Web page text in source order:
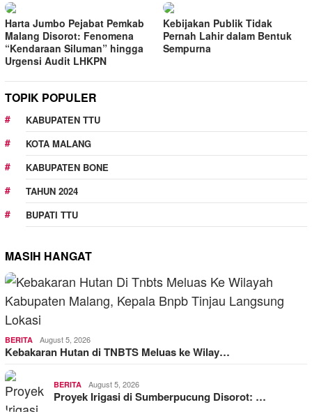
Harta Jumbo Pejabat Pemkab
Malang Disorot: Fenomena
“Kendaraan Siluman” hingga
Urgensi Audit LHKPN
Kebijakan Publik Tidak
Pernah Lahir dalam Bentuk
Sempurna
TOPIK POPULER
KABUPATEN TTU
KOTA MALANG
KABUPATEN BONE
TAHUN 2024
BUPATI TTU
MASIH HANGAT
BERITA August 5, 2026
Kebakaran Hutan di TNBTS Meluas ke Wilay…
BERITA August 5, 2026
Proyek Irigasi di Sumberpucung Disorot: …